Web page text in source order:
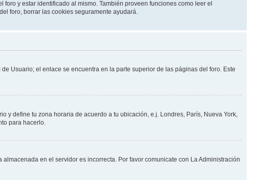
y estar identificado al mismo. También proveen funciones como leer el
foro, borrar las cookies seguramente ayudará.
Usuario; el enlace se encuentra en la parte superior de las páginas del foro. Este
define tu zona horaria de acuerdo a tu ubicación, e.j. Londres, París, Nueva York,
para hacerlo.
en el servidor es incorrecta. Por favor comunicate con La Administración